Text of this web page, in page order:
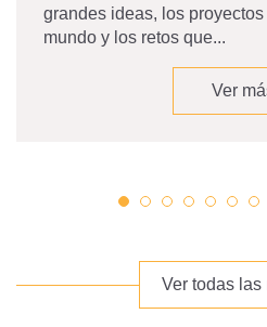
grandes ideas, los proyectos
mundo y los retos que...
Ver
Ver todas las